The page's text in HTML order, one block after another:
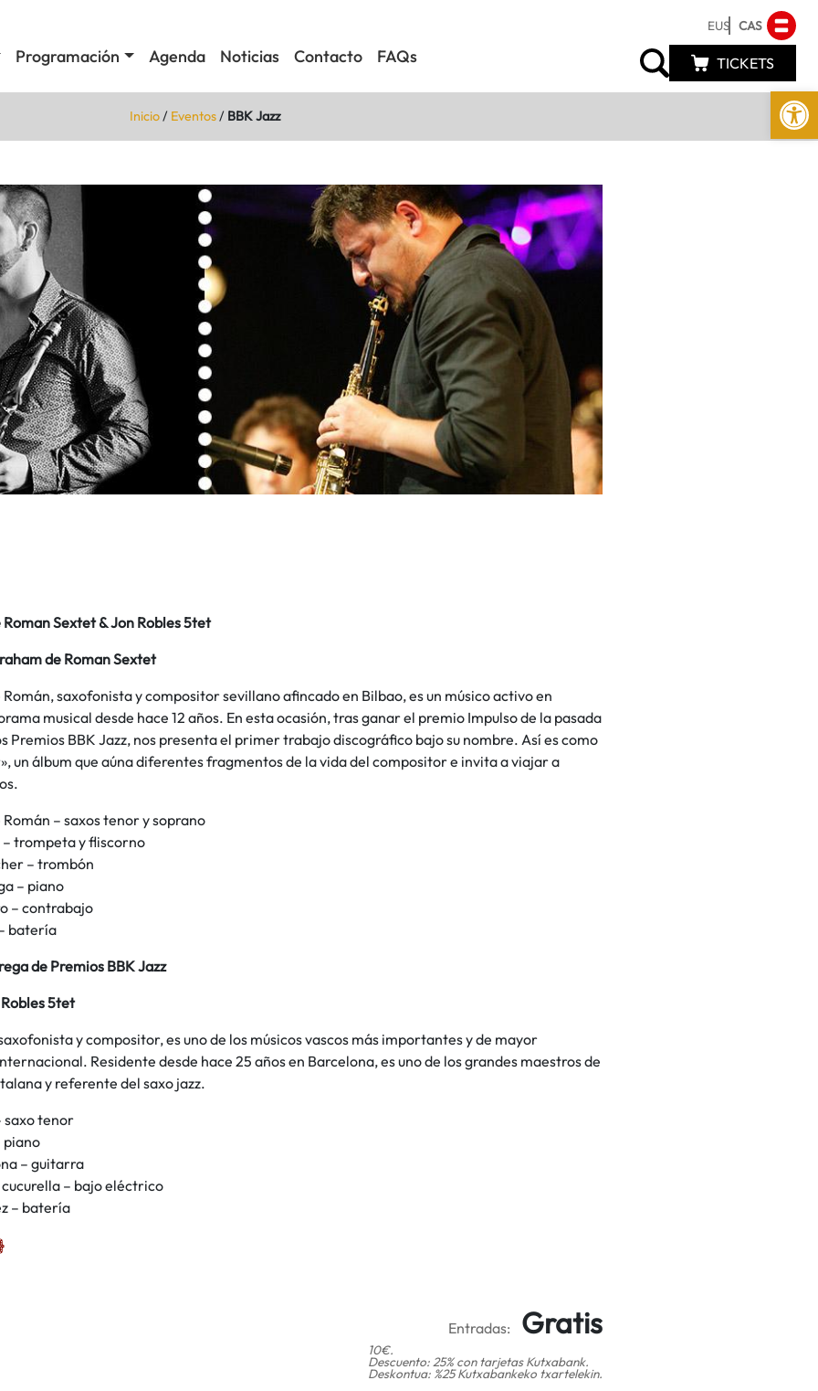
Abrir
Programación Agenda Noticias Contacto FAQs
EUS CAS
TICKETS
Inicio/ Eventos/ BBK Jazz
Sextet & Jon Robles 5tet
de Roman Sextet
saxofonista y compositor sevillano afincado en Bilbao, es un músico activo en
musical desde hace 12 años. En esta ocasión, tras ganar el premio Impulso de la pasada
Premios BBK Jazz, nos presenta el primer trabajo discográfico bajo su nombre. Así es como
un álbum que aúna diferentes fragmentos de la vida del compositor e invita a viajar a
– saxos tenor y soprano
– trompeta y fliscorno
– trombón
– piano
– contrabajo
batería
de Premios BBK Jazz
5tet
y compositor, es uno de los músicos vascos más importantes y de mayor
Residente desde hace 25 años en Barcelona, es uno de los grandes maestros de
y referente del saxo jazz.
saxo tenor
piano
– guitarra
– bajo eléctrico
– batería
Entradas: Gratis
10€.
Descuento: 25% con tarjetas Kutxabank.
Deskontua: %25 Kutxabankeko txartelekin.